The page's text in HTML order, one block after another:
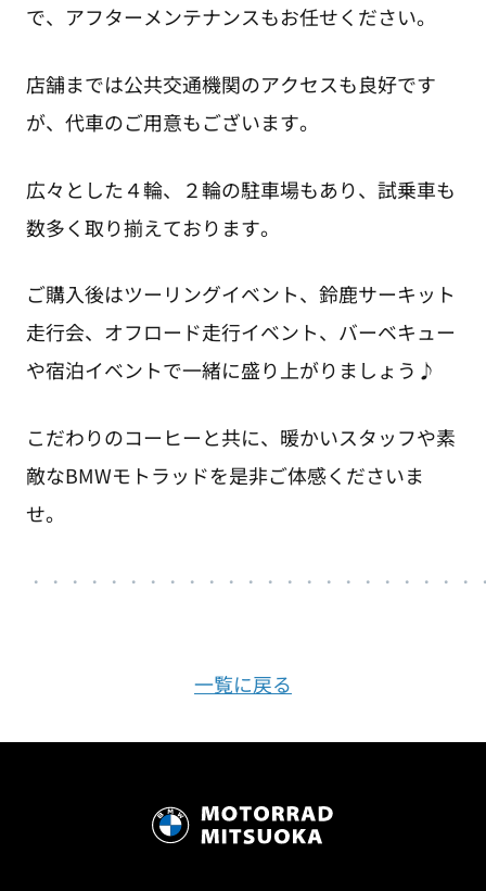
で、アフターメンテナンスもお任せください。
店舗までは公共交通機関のアクセスも良好です
が、代車のご用意もございます。
広々とした４輪、２輪の駐車場もあり、試乗車も
数多く取り揃えております。
ご購入後はツーリングイベント、鈴鹿サーキット
走行会、オフロード走行イベント、バーベキュー
や宿泊イベントで一緒に盛り上がりましょう♪
こだわりのコーヒーと共に、暖かいスタッフや素
敵なBMWモトラッドを是非ご体感くださいま
せ。
・・・・・・・・・・・・・・・・・・・・・・
一覧に戻る